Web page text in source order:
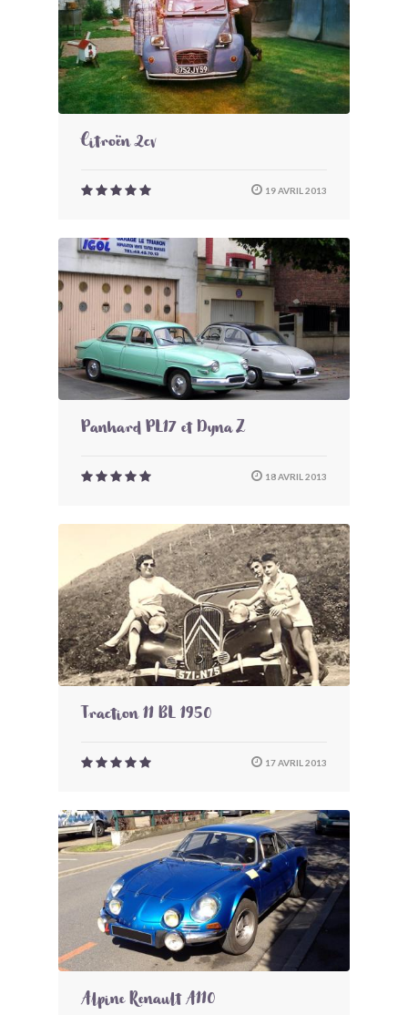
Citroën 2cv
19 AVRIL 2013
Panhard PL17 et Dyna Z
18 AVRIL 2013
Traction 11 BL 1950
17 AVRIL 2013
Alpine Renault A110